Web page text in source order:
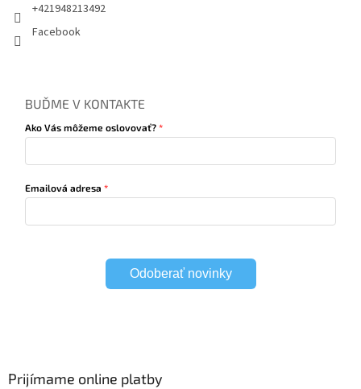
+421948213492
Facebook
BUĎME V KONTAKTE
Ako Vás môžeme oslovovať?
Emailová adresa
Odoberať novinky
Prijímame online platby